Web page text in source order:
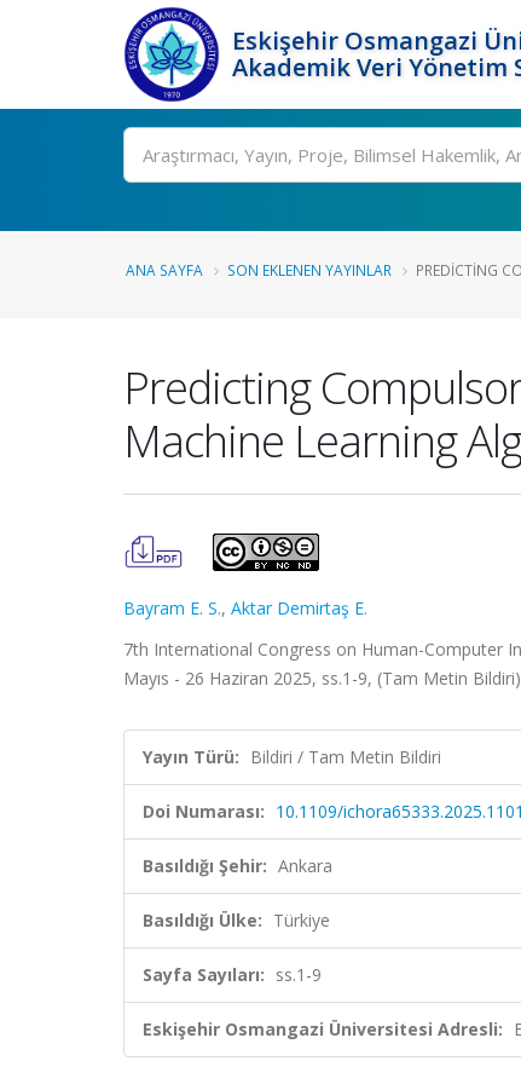
Eskişehir Osmangazi
Akademik Veri Yönetim
Ara
ANA SAYFA SON EKLENEN YAYINLAR PREDICTING
Predicting
Machine Learning
Bayram E. S., Aktar Demirtaş E.
7th International Congress on Human-Computer
Mayıs - 26 Haziran 2025, ss.1-9, (Tam Metin Bildiri)
Yayın Türü: Bildiri / Tam Metin Bildiri
Doi Numarası: 10.1109/
Basıldığı Şehir: Ankara
Basıldığı Ülke: Türkiye
Sayfa Sayıları: ss.1-9
Eskişehir Osmangazi Üniversitesi Adresli: